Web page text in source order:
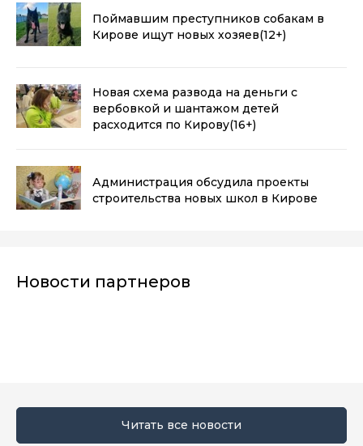
Поймавшим преступников собакам в
Кирове ищут новых хозяев(12+)
Новая схема развода на деньги с
вербовкой и шантажом детей
расходится по Кирову(16+)
Администрация обсудила проекты
строительства новых школ в Кирове
Новости партнеров
Читать все новости